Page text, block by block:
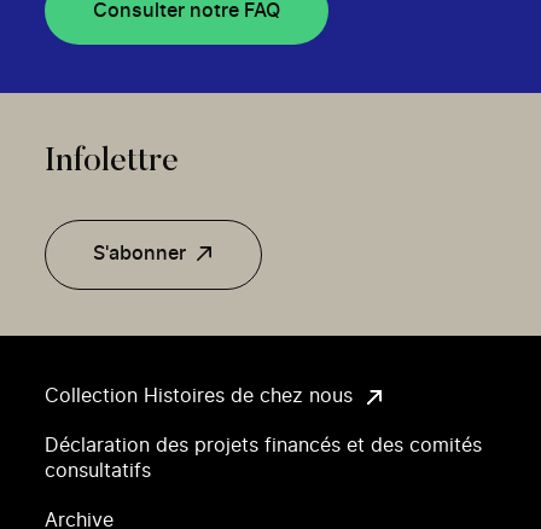
Collection Histoires de chez nous
Déclaration des projets financés et des comités
consultatifs
Archive
Consulter notre FAQ
Infolettre
S'abonner